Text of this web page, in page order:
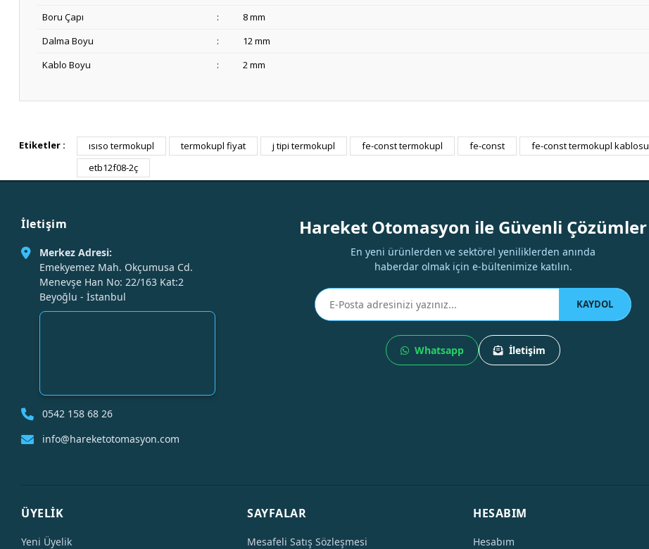
Boru Çapı
:
8 mm
Dalma Boyu
:
12 mm
Kablo Boyu
: 2 mm
Bu ürüne ilk yorumu siz yapın!
Etiketler : ısıso termokupl termokupl fiyat j tipi termokupl fe-const termokupl fe-const fe-const termokupl kablosu
etb12f08-2ç
İletişim
Merkez Adresi:
Emekyemez Mah. Okçumusa Cd.
Menevşe Han No: 22/163 Kat:2
Beyoğlu - İstanbul
0542 158 68 26
info@hareketotomasyon.com
Hareket Otomasyon ile Güvenli Çözümler
En yeni ürünlerden ve sektörel yeniliklerden anında
haberdar olmak için e-bültenimize katılın.
KAYDOL
Whatsapp İletişim
ÜYELİK
Yeni Üyelik
SAYFALAR
Mesafeli Satış Sözleşmesi
HESABIM
Hesabım